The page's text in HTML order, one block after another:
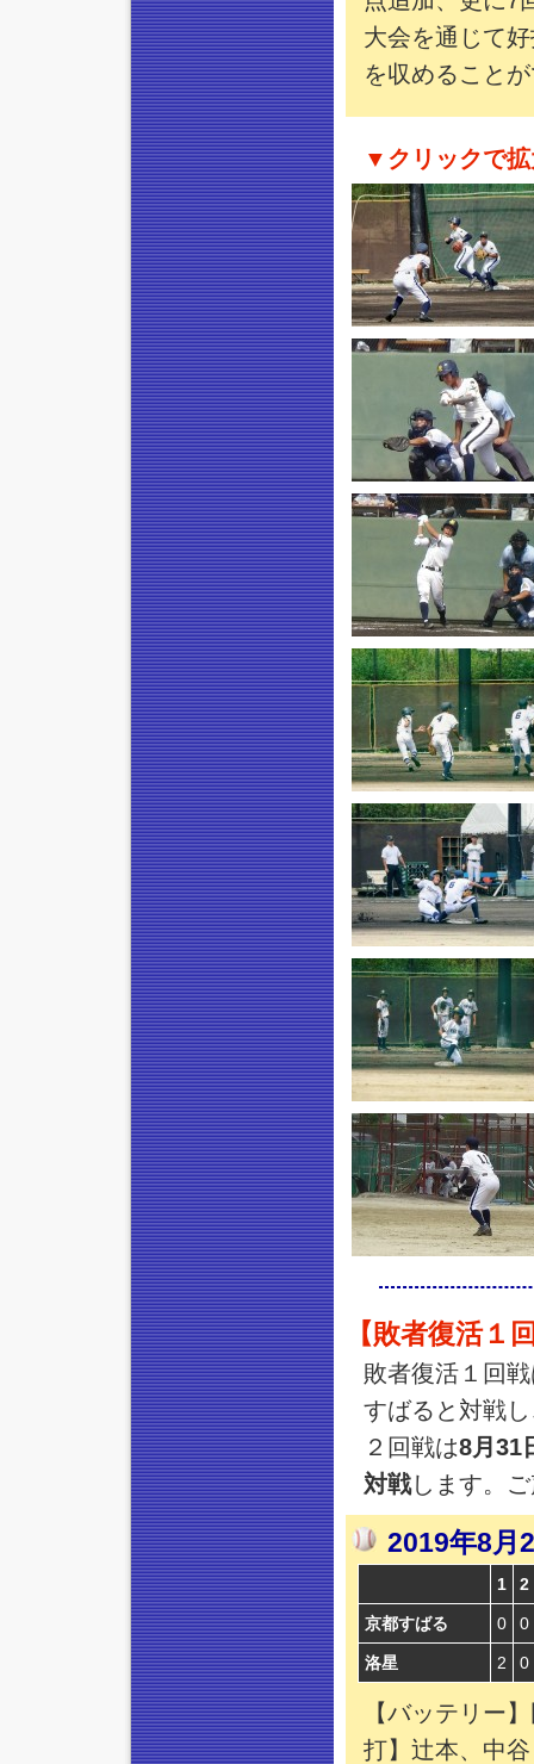
大会を通じて
を収めること
▼クリックで
【敗者復活１
敗者復活１回
すばると対戦
２回戦は8月31
対戦します。
2019年8
1 2
京都すばる 0 0
洛星 2 0
【バッテリー
打】辻本、中谷